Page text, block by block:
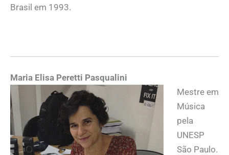
Brasil em 1993.
Maria Elisa Peretti Pasqualini
Mestre em
Música
pela
UNESP
São Paulo.